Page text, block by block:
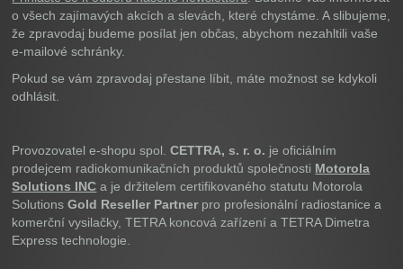
o všech zajímavých akcích a slevách, které chystáme. A slibujeme,
že zpravodaj budeme posílat jen občas, abychom nezahltili vaše
e-mailové schránky.
Pokud se vám zpravodaj přestane líbit, máte možnost se kdykoli
odhlásit.
Provozovatel e-shopu spol.CETTRA, s. r. o. je oficiálním
prodejcem radiokomunikačních produktů společnosti Motorola
Solutions INC a je držitelem certifikovaného statutu Motorola
SolutionsGold Reseller Partner pro profesionální radiostanice a
komerční vysilačky, TETRA koncová zařízení a TETRA Dimetra
Express technologie.